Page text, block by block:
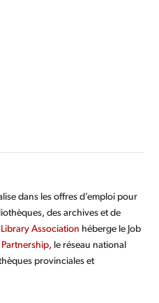
dans les offres d’emploi pour
des archives et de
Association héberge le Job
, le réseau national
provinciales et